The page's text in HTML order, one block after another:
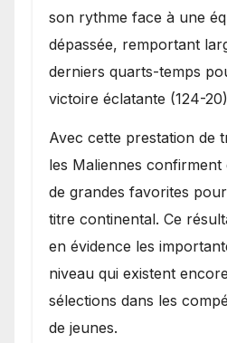
son rythme face à une
dépassée, remportant
derniers quarts-temps
victoire éclatante (124-
Avec cette prestation de
les Maliennes confirment
de grandes favorites
titre continental. Ce
en évidence les
niveau qui existent
sélections dans les
de jeunes.